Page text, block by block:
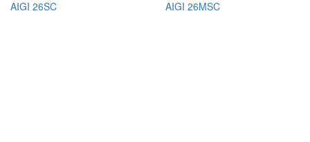
AIGI 26SC AIGI 26MSC